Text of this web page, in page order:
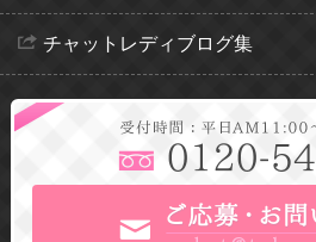
チャットレディブログ集